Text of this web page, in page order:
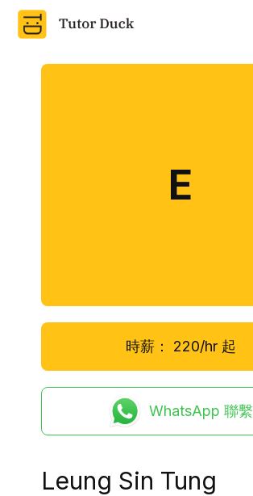
E
時薪： 220/hr起
WhatsApp 聯繫
Leung Sin Tung